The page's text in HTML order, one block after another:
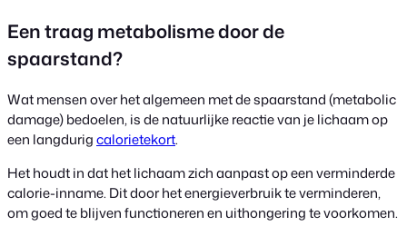
Een traag metabolisme door de
spaarstand?
Wat mensen over het algemeen met de spaarstand (metabolic
damage) bedoelen, is de natuurlijke reactie van je lichaam op
een langdurigcalorietekort.
Het houdt in dat het lichaam zich aanpast op een verminderde
calorie-inname. Dit door het energieverbruik te verminderen,
om goed te blijven functioneren en uithongering te voorkomen.